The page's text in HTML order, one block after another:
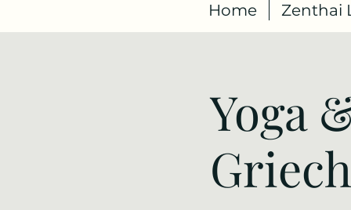
Home Zenthai
Yoga